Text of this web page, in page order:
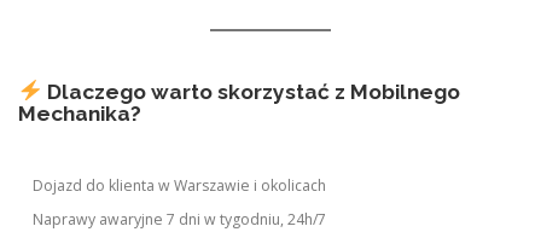
Dlaczego warto skorzystać z Mobilnego
Mechanika?
Dojazd do klienta w Warszawie i okolicach
Naprawy awaryjne 7 dni w tygodniu, 24h/7